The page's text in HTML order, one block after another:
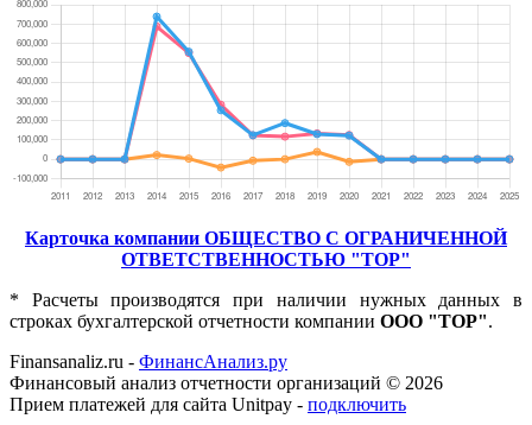
Карточка компании ОБЩЕСТВО С ОГРАНИЧЕННОЙ
ОТВЕТСТВЕННОСТЬЮ "ТОР"
* Расчеты производятся при наличии нужных данных в
строках бухгалтерской отчетности компании ООО "ТОР".
Finansanaliz.ru - ФинанcАнализ.ру
Финансовый анализ отчетности организаций © 2026
Прием платежей для сайта Unitpay - подключить